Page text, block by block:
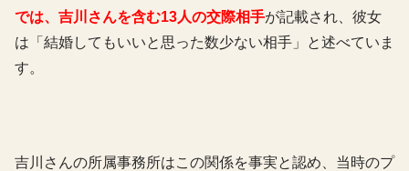
では、吉川さんを含む13人の交際相手が記載され、彼女
は「結婚してもいいと思った数少ない相手」と述べていま
す。
吉川さんの所属事務所はこの関係を事実と認め、当時のプ